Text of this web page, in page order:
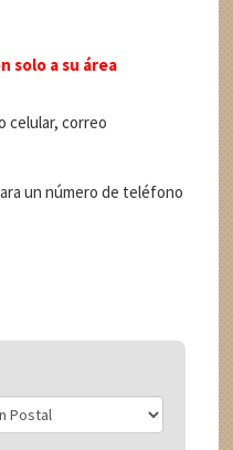
solo a su área
celular, correo
un número de teléfono